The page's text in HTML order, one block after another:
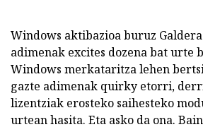
Windows aktibazioa buruz
adimenak excites dozena bat urte
Windows merkataritza lehen
gazte adimenak quirky etorri,
lizentziak erosteko saihesteko
urtean hasita. Eta asko da ona.